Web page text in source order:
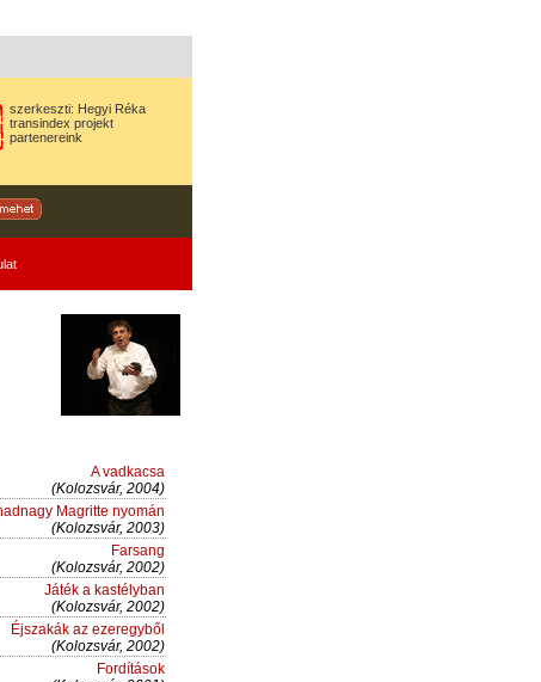
szerkeszti: Hegyi Réka
transindex projekt
partenereink
A vadkacsa
(Kolozsvár, 2004)
Magritte nyomán
(Kolozsvár, 2003)
Farsang
(Kolozsvár, 2002)
Játék a kastélyban
(Kolozsvár, 2002)
Éjszakák az ezeregyből
(Kolozsvár, 2002)
Fordítások